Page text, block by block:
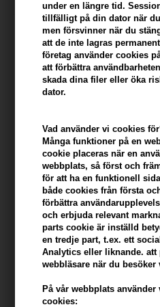
under en längre tid.
tillfälligt på din dator när
men försvinner när du
att de inte lagras
företag använder cookies
att förbättra
skada dina filer eller öka
dator.
Vad använder vi cookies
Många funktioner på en
cookie placeras när en
webbplats, så först och
för att ha en funktionell
både cookies från första
förbättra
och erbjuda relevant
parts cookie är inställd
en tredje part, t.ex. ett
Analytics eller liknande.
webbläsare när du besöker
På vår webbplats
cookies:
Därför bör du välja
panna rum. Om du
produkter blir resultatet
område du har valt att
utvecklade av experter i
testade, de är fria från
du kan därför använda dem
minst är produkterna EU-
Första gången du stöter på
upptäcka att kvaliteten inte
tvekan om att det är ett
Dessutom är vägen till deras
ingredienser, utan snarare
som många fler tål att sätta
alltid leverera produkter för